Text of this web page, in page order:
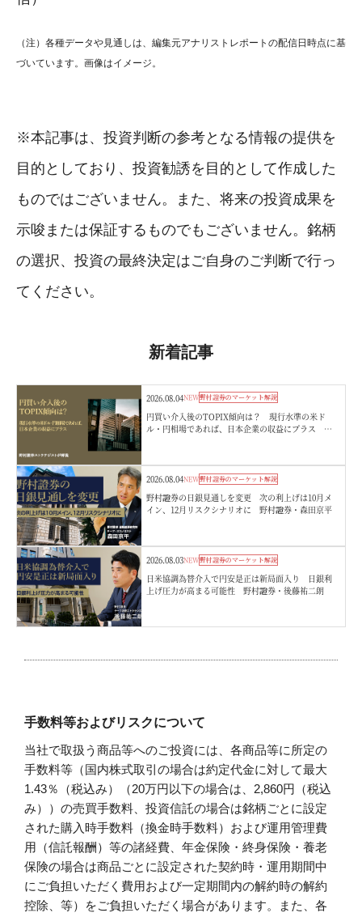
（注）各種データや見通しは、編集元アナリストレポートの配信日時点に基
づいています。画像はイメージ。
※本記事は、投資判断の参考となる情報の提供を
目的としており、投資勧誘を目的として作成した
ものではございません。また、将来の投資成果を
示唆または保証するものでもございません。銘柄
の選択、投資の最終決定はご自身のご判断で行っ
てください。
新着記事
2026.08.04NEW野村證券のマーケット解説
円買い介入後のTOPIX傾向は？ 現行水準の米ド
ル・円相場であれば、日本企業の収益にプラス 野
2026.08.04NEW野村證券のマーケット解説
野村證券の日銀見通しを変更 次の利上げは10月メ
イン、12月リスクシナリオに 野村證券・森田京平
2026.08.03NEW野村證券のマーケット解説
日米協調為替介入で円安是正は新局面入り 日銀利
上げ圧力が高まる可能性 野村證券・後藤祐二朗
手数料等およびリスクについて
当社で取扱う商品等へのご投資には、各商品等に所定の
手数料等（国内株式取引の場合は約定代金に対して最大
1.43％（税込み）（20万円以下の場合は、2,860円（税込
み））の売買手数料、投資信託の場合は銘柄ごとに設定
された購入時手数料（換金時手数料）および運用管理費
用（信託報酬）等の諸経費、年金保険・終身保険・養老
保険の場合は商品ごとに設定された契約時・運用期間中
にご負担いただく費用および一定期間内の解約時の解約
控除、等）をご負担いただく場合があります。また、各